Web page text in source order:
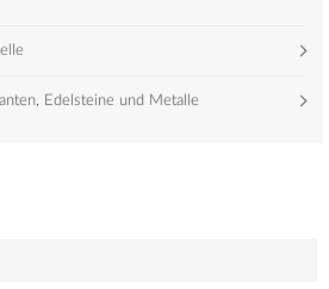
Edelsteine und Metalle